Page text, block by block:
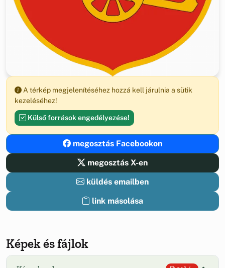
A térkép megjelenítéséhez hozzá kell járulnia a sütik
kezeléséhez!
Külső források engedélyezése!
megosztás Facebookon
megosztás X-en
küldés emailben
link másolása
Képek és fájlok